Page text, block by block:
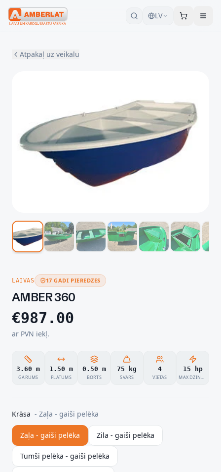
LV
Atpakaļ uz veikalu
LAIVAS 17 GADI PIEREDZES
AMBER 360
€987.00
ar PVN iekļ.
3.60 m
GARUMS
1.50 m
PLATUMS
0.50 m
BORTS
75 kg
SVARS
4
VIETAS
15 hp
MAX DZINĒJS
Krāsa - Zaļa - gaiši pelēka
Zaļa - gaiši pelēka Zila - gaiši pelēka
Tumši pelēka - gaiši pelēka